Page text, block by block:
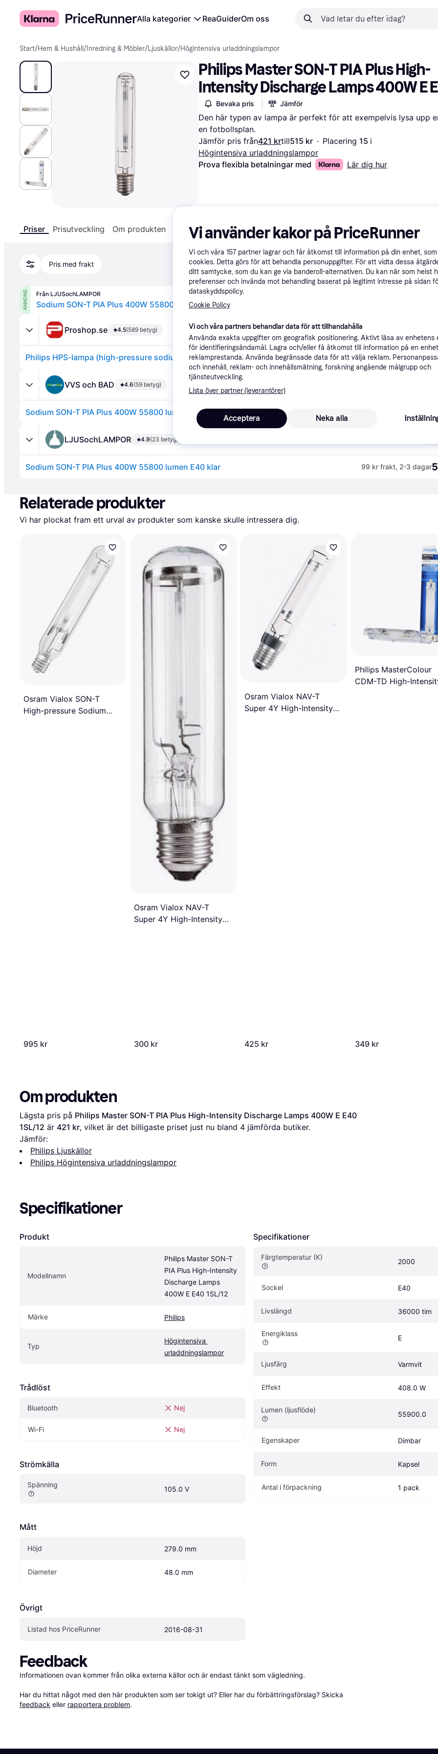
Alla kategorier ReaGuiderOm oss
Start/Hem & Hushåll / Inredning & Möbler/Ljuskällor/Högintensiva urladdningslampor
Philips Master SON-T PIA Plus High-
Intensity Discharge Lamps 400W E
1SL/12
Bevaka pris Jämför
Den här typen av lampa är perfekt för att exempelvis lysa upp
en fotbollsplan.
Jämför pris från421 krtill515 kr · Placering 15 i
Högintensiva urladdningslampor
Prova flexibla betalningar med
Lär dig hur
Priser Prisutveckling Om produkten Specifikationer
Pris med frakt
ANNONS Från LJUSochLAMPOR
Sodium SON-T PIA Plus 400W 55800 lumen E40 klar
Proshop.se 4.5(589 betyg)
Philips HPS-lampa (high-pressure sodium) Master SON-T PLUS 400W E40 Lägst pris·59 kr frakt,3-4 dagar
VVS och BAD 4.6(59 betyg)
Sodium SON-T PIA Plus 400W 55800 lumen E40 klar
LJUSochLAMPOR 4.9(23 betyg)
Sodium SON-T PIA Plus 400W 55800 lumen E40 klar 99 kr frakt, 2-3 dagar
Relaterade produkter
Vi har plockat fram ett urval av produkter som kanske skulle intressera dig.
Osram Vialox SON-T
High-pressure Sodium
995 kr
Osram Vialox NAV-T
Super 4Y High-Intensity
300 kr
Osram Vialox NAV-T
Super 4Y High-Intensity
425 kr
Philips MasterColour
CDM-TD High-
349 kr
Om produkten
Lägsta pris på Philips Master SON-T PIA Plus High-Intensity Discharge Lamps 400W E E40
1SL/12 är 421 kr, vilket är det billigaste priset just nu bland 4 jämförda butiker.
Jämför:
Philips Ljuskällor
Philips Högintensiva urladdningslampor
Specifikationer
Produkt
Modellnamn
Philips Master SON-T
PIA Plus High-Intensity
Discharge Lamps
400W E E40 1SL/12
Märke Philips
Typ
Högintensiva
urladdningslampor
Trådlöst
Bluetooth Nej
Wi-Fi Nej
Strömkälla
Spänning
105.0 V
Mått
Höjd 279.0 mm
Diameter 48.0 mm
Övrigt
Listad hos PriceRunner 2016-08-31
Specifikationer
Färgtemperatur (K)
2000
Sockel E40
Livslängd 36000 tim
Energiklass
E
Ljusfärg Varmvit
Effekt 408.0 W
Lumen (ljusflöde)
55900.0
Egenskaper Dimbar
Form Kapsel
Antal i förpackning 1 pack
Feedback
Informationen ovan kommer från olika externa källor och är endast tänkt som vägledning.
Har du hittat något med den här produkten som ser tokigt ut? Eller har du förbättringsförslag? Skicka
feedback eller rapportera problem.
Vi använder kakor på PriceRunner
Vi och våra 157 partner lagrar och får åtkomst till information på din enhet,
cookies. Detta görs för att behandla personuppgifter. För att vidta dessa
ditt samtycke, som du kan ge via banderoll-alternativen. Du kan när som helst
preferenser och invända mot behandling baserat på legitimt intresse på sidan
dataskyddspolicy.
Cookie Policy
Vi och våra partners behandlar data för att tillhandahålla
Använda exakta uppgifter om geografisk positionering. Aktivt läsa av enhetens
för identifieringsändamål. Lagra och/eller få åtkomst till information på en
reklamprestanda. Använda begränsade data för att välja reklam.
och innehåll, reklam- och innehållsmätning, forskning angående målgrupp och
tjänsteutveckling.
Lista över partner (leverantörer)
Neka alla
Acceptera